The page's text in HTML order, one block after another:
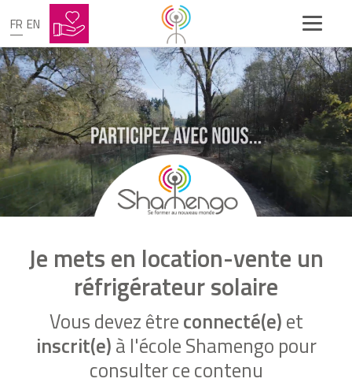
FR EN
Je mets en location-vente un
réfrigérateur solaire
Vous devez êtreconnecté(e)et
inscrit(e)à l'école Shamengo pour
consulter ce contenu